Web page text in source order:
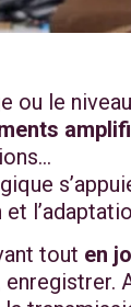
ou le
tout en